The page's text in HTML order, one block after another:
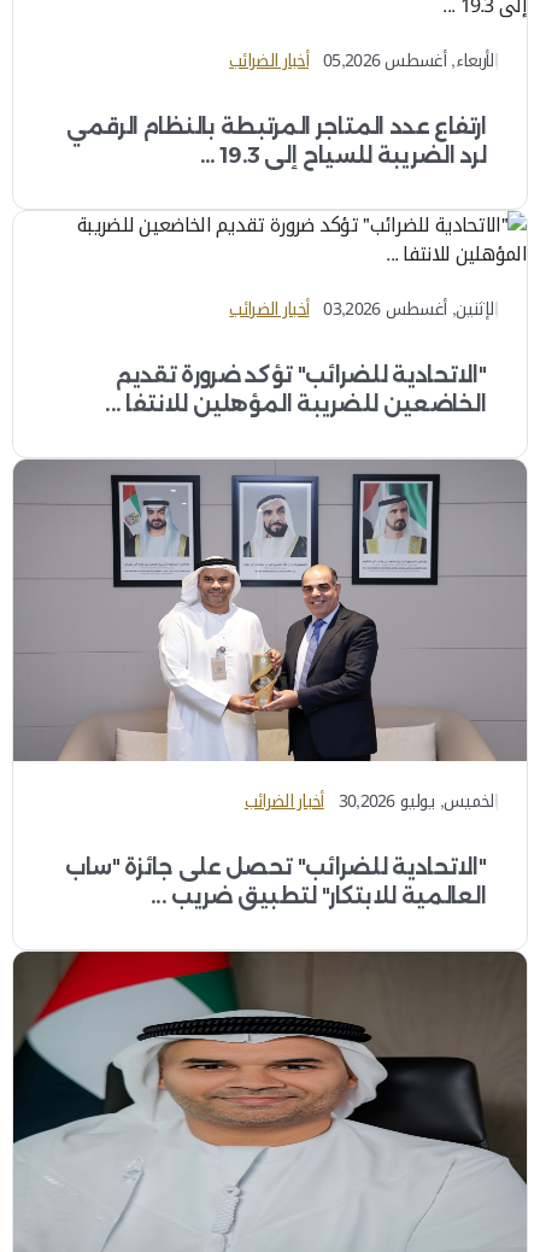
الأربعاء, أغسطس 05,2026 أخبار الضرائب
ارتفاع عدد المتاجر المرتبطة بالنظام الرقمي
لرد الضريبة للسياح إلى 19.3 ...
الإثنين, أغسطس 03,2026 أخبار الضرائب
"الاتحادية للضرائب" تؤكد ضرورة تقديم
الخاضعين للضريبة المؤهلين للانتفا ...
الخميس, يوليو 30,2026 أخبار الضرائب
"الاتحادية للضرائب" تحصل على جائزة "ساب
العالمية للابتكار" لتطبيق ضريب ...